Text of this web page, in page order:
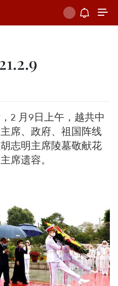
2 月9日上午，越共中
席、政府、祖国阵线
志明主席陵墓敬献花
席遗容。